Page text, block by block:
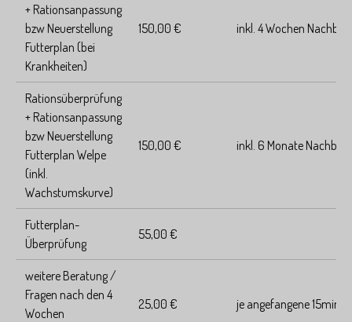
+ Rationsanpassung
bzw Neuerstellung
Futterplan (bei
Krankheiten)
150,00 € inkl. 4 Wochen
Rationsüberprüfung
+ Rationsanpassung
bzw Neuerstellung
Futterplan Welpe
(inkl.
Wachstumskurve)
150,00 € inkl. 6 Monate
Futterplan-
Überprüfung
55,00 €
weitere Beratung /
Fragen nach den 4
Wochen
25,00 € je angefangene 15min